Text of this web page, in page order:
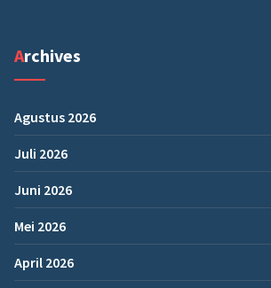
Archives
Agustus 2026
Juli 2026
Juni 2026
Mei 2026
April 2026